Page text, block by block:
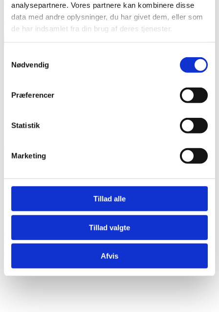
analysepartnere. Vores partnere kan kombinere disse
data med andre oplysninger, du har givet dem, eller som
de har indsamlet fra din brug af deres tjenester.
Nødvendig
Præferencer
Statistik
Marketing
Tillad alle
Tillad valgte
Afvis
Features
×
Vare lagt i kurv
Har du husket tilbehør?
Modtag nyheder på mail når vi har nye varer eller konkurrencer.